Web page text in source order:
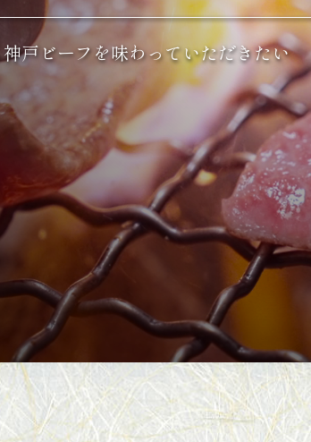
神戸ビーフを味わっていただきたい